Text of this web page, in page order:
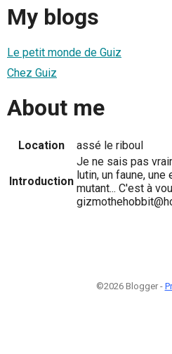
My blogs
Le petit monde de Guiz
Chez Guiz
About me
Location assé le riboul
Introduction
Je ne sais pas
lutin, un faune, une
mutant... C'est à
©2026 Blogger -